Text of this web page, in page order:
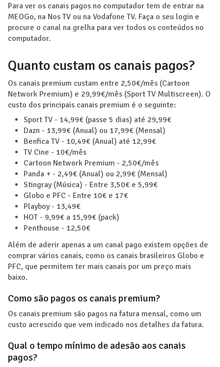
Para ver os canais pagos no computador tem de entrar na
MEOGo, na Nos TV ou na Vodafone TV. Faça o seu login e
procure o canal na grelha para ver todos os conteúdos no
computador.
Quanto custam os canais pagos?
Os canais premium custam entre 2,50€/mês (Cartoon
Network Premium) e 29,99€/mês (Sport TV Multiscreen). O
custo dos principais canais premium é o seguinte:
Sport TV - 14,99€ (passe 5 dias) até 29,99€
Dazn - 13,99€ (Anual) ou 17,99€ (Mensal)
Benfica TV - 10,49€ (Anual) até 12,99€
TV Cine - 10€/mês
Cartoon Network Premium - 2,50€/mês
Panda + - 2,49€ (Anual) ou 2,99€ (Mensal)
Stingray (Música) - Entre 3,50€ e 5,99€
Globo e PFC - Entre 10€ e 17€
Playboy - 13,49€
HOT - 9,99€ a 15,99€ (pack)
Penthouse - 12,50€
Além de aderir apenas a um canal pago existem opções de
comprar vários canais, como os canais brasileiros Globo e
PFC, que permitem ter mais canais por um preço mais
baixo.
Como são pagos os canais premium?
Os canais premium são pagos na fatura mensal, como um
custo acrescido que vem indicado nos detalhes da fatura.
Qual o tempo mínimo de adesão aos canais
pagos?